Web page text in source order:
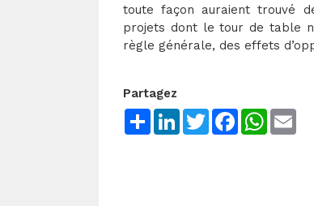
toute façon auraient trouvé
projets dont le tour de table
règle générale, des effets
Partagez
ShareLinkedInTwitterFacebook